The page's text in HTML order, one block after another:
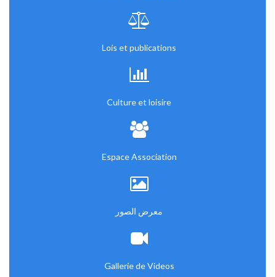
Lois et publications
Culture et loisire
Espace Association
معرض الصور
Gallerie de Videos